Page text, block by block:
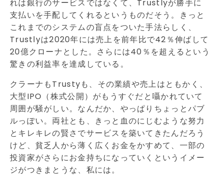
れは銀行のサービスではなくて、Trustlyが勝手に
支払いを手配してくれるというものだそう。きっと
これまでのシステムの盲点をついた手法らしく、
Trustlyは2020年には売上を前年比で42％伸ばして
20億クローナとした。さらには40％を超えるという
驚きの利益率を達成している。
クラーナもTrustyも、その業績や売上はともかく、
大型IPO（株式公開）がもうすぐだと囁かれていて
周囲が騒がしい。なんだか、やっぱりちょっとパブ
ルっぽい。両社とも、きっと血のにじむような努力
とキレキレの賢さでサービスを築いてきたんだろう
けど、貧乏人から薄く広くお金をかすめて、一部の
投資家がさらにお金持ちになっていくというイメー
ジがつきまとうな、私には。